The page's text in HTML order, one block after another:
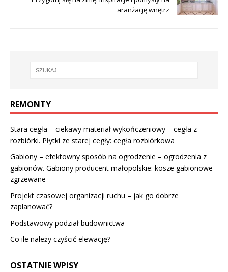
aranżację wnętrz
REMONTY
Stara cegła – ciekawy materiał wykończeniowy – cegła z
rozbiórki. Płytki ze starej cegły: cegła rozbiórkowa
Gabiony – efektowny sposób na ogrodzenie – ogrodzenia z
gabionów. Gabiony producent małopolskie: kosze gabionowe
zgrzewane
Projekt czasowej organizacji ruchu – jak go dobrze
zaplanować?
Podstawowy podział budownictwa
Co ile należy czyścić elewację?
OSTATNIE WPISY